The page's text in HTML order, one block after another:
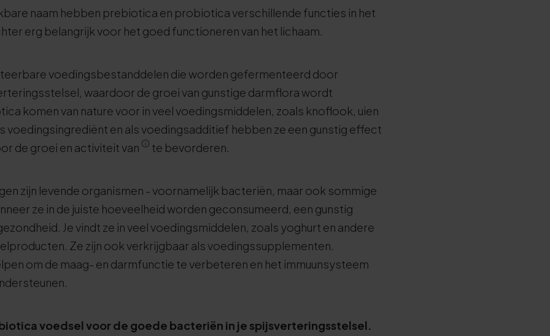
naam hebben prebiotica en probiotica verschillende functies in het
erg belangrijk voor het goed functioneren van het lichaam.
voedingsbestanddelen die worden gefermenteerd door
waardoor de groei van gunstige darmflora wordt
komen van nature voor in veel voedingsmiddelen, zoals knoflook, uien
voedingsingrediënt en als voedingsadditief hebben ze een gunstig effect
de groei en activiteit van
te bevorderen.
zijn levende organismen - voornamelijk bacteriën, maar ook sommige
ze in de juiste hoeveelheid worden geconsumeerd, een gunstig
Je vindt ze in veel voedingsmiddelen, zoals yoghurt en andere
Ze zijn ook verkrijgbaar als voedingssupplementen.
om de maag- en darmfunctie te verbeteren en het immuunsysteem
voedsel voor de goede bacteriën in je spijsverteringsstelsel.